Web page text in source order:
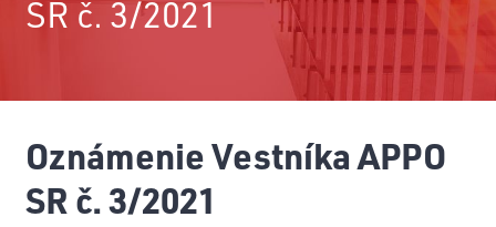
SR č. 3/2021
Oznámenie Vestníka APPO
SR č. 3/2021